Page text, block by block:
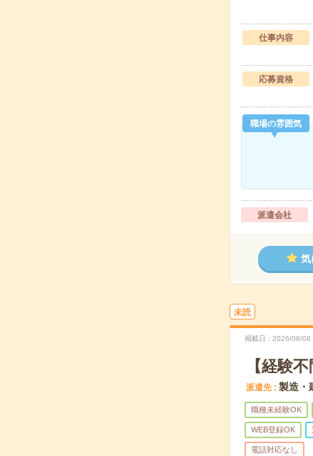
仕事内容
応募資格
職場の雰囲気
派遣会社
気
未読
掲載日 2026/08/08
【経験
派遣先 製造・
職種未経験OK
WEB登録OK
電話対応なし